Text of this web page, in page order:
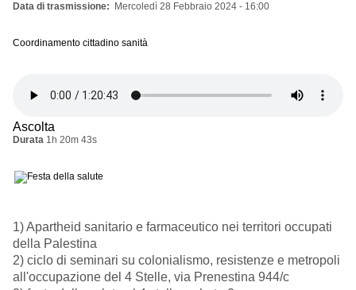
Data di trasmissione Mercoledì 28 Febbraio 2024 - 16:00
Coordinamento cittadino sanità
Ascolta
Durata 1h 20m 43s
1) Apartheid sanitario e farmaceutico nei territori occupati
della Palestina
2) ciclo di seminari su colonialismo, resistenze e metropoli
all'occupazione del 4 Stelle, via Prenestina 944/c